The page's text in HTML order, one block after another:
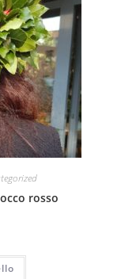
rosso